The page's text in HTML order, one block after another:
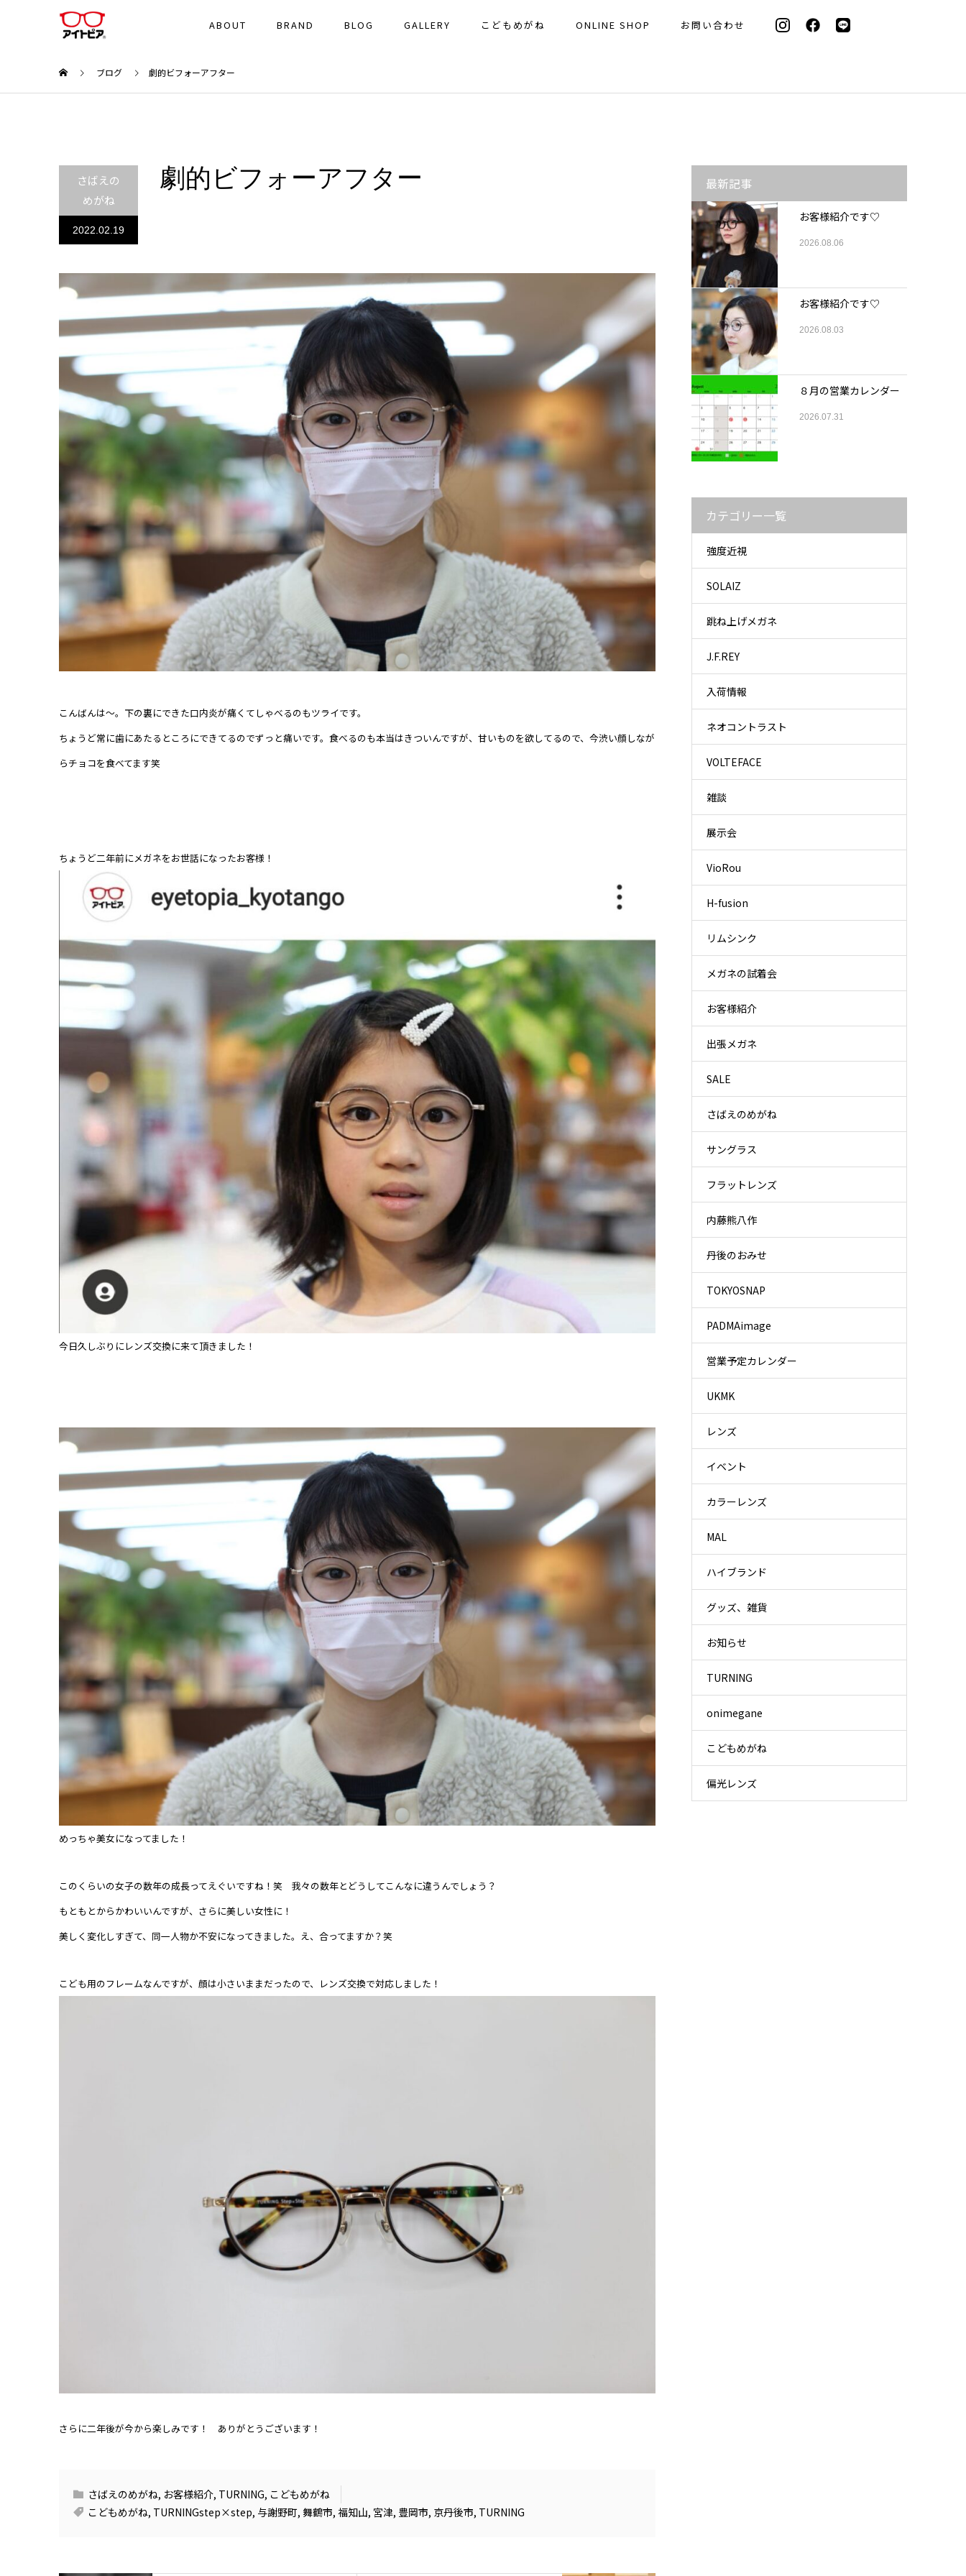
ABOUT BRAND BLOG GALLERY こどもめがね ONLINE SHOP お問い合わせ
ブログ 劇的ビフォーアフター
さばえの
めがね
2022.02.19
劇的ビフォーアフター
こんばんは～。下の裏にできた口内炎が痛くてしゃべるのもツライです。
ちょうど常に歯にあたるところにできてるのでずっと痛いです。食べるのも本当はきついんですが、甘いものを欲してるので、今渋い顔しなが
らチョコを食べてます笑
ちょうど二年前にメガネをお世話になったお客様！
今日久しぶりにレンズ交換に来て頂きました！
めっちゃ美女になってました！
このくらいの女子の数年の成長ってえぐいですね！笑 我々の数年とどうしてこんなに違うんでしょう？
もともとからかわいいんですが、さらに美しい女性に！
美しく変化しすぎて、同一人物か不安になってきました。え、合ってますか？笑
こども用のフレームなんですが、顔は小さいままだったので、レンズ交換で対応しました！
さらに二年後が今から楽しみです！ ありがとうございます！
さばえのめがね, お客様紹介, TURNING, こどもめがね
こどもめがね, TURNINGstep×step, 与謝野町, 舞鶴市, 福知山, 宮津, 豊岡市, 京丹後市, TURNING
最新記事
お客様紹介です♡
2026.08.06
お客様紹介です♡
2026.08.03
８月の営業カレンダー
2026.07.31
カテゴリー一覧
強度近視
SOLAIZ
跳ね上げメガネ
J.F.REY
入荷情報
ネオコントラスト
VOLTEFACE
雑談
展示会
VioRou
H-fusion
リムシンク
メガネの試着会
お客様紹介
出張メガネ
SALE
さばえのめがね
サングラス
フラットレンズ
内藤熊八作
丹後のおみせ
TOKYOSNAP
PADMAimage
営業予定カレンダー
UKMK
レンズ
イベント
カラーレンズ
MAL
ハイブランド
グッズ、雑貨
お知らせ
TURNING
onimegane
こどもめがね
偏光レンズ